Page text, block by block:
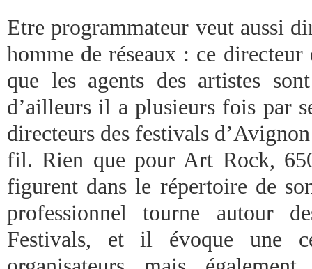
Etre programmateur veut aussi
homme de réseaux : ce directeur
que les agents des artistes
d’ailleurs il a plusieurs fois par
directeurs des festivals
fil. Rien que pour Art Rock,
figurent dans le répertoire de
professionnel tourne autour
Festivals, et il évoque une